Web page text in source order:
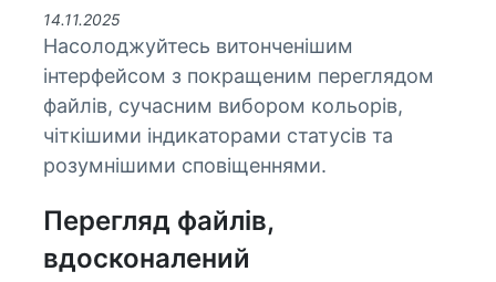
14.11.2025
Насолоджуйтесь витонченішим
інтерфейсом з покращеним переглядом
файлів, сучасним вибором кольорів,
чіткішими індикаторами статусів та
розумнішими сповіщеннями.
Перегляд файлів,
вдосконалений